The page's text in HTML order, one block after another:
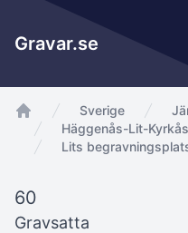
Gravar.se
app.Start
Sverige
Häggenås-Lit-
Lits
60
Gravsatta